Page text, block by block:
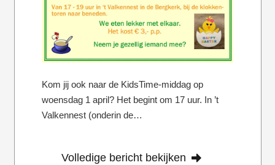
Kom jij ook naar de KidsTime-middag op
woensdag 1 april? Het begint om 17 uur. In ’t
Valkennest (onderin de…
Volledige bericht bekijken